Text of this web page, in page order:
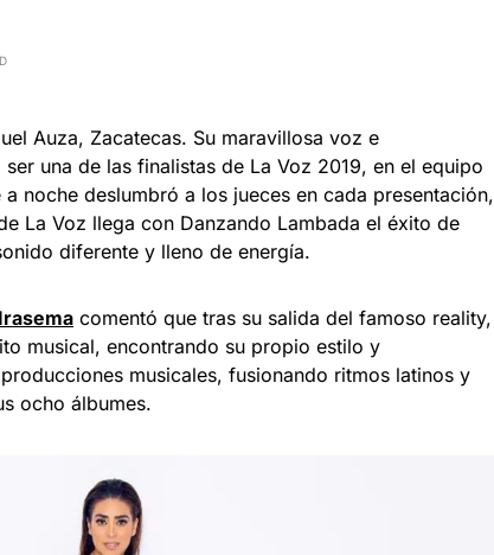
Auza, Zacatecas. Su maravillosa voz e
una de las finalistas de La Voz 2019, en el equipo
noche deslumbró a los jueces en cada presentación,
La Voz llega con Danzando Lambada el éxito de
diferente y lleno de energía.
Irasema comentó que tras su salida del famoso reality,
musical, encontrando su propio estilo y
musicales, fusionando ritmos latinos y
ocho álbumes.